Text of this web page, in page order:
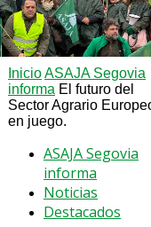
InicioASAJA Segovia
informa El futuro del
Sector Agrario
en juego.
ASAJA Segovia
informa
Noticias
Destacados